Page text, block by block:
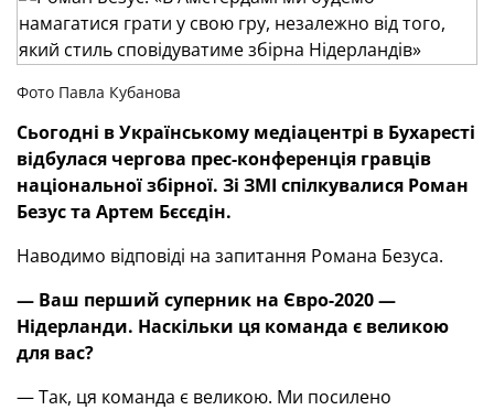
Фото Павла Кубанова
Сьогодні в Українському медіацентрі в Бухаресті
відбулася чергова прес-конференція гравців
національної збірної. Зі ЗМІ спілкувалися Роман
Безус та Артем Бєсєдін.
Наводимо відповіді на запитання Романа Безуса.
— Ваш перший суперник на Євро-2020 —
Нідерланди. Наскільки ця команда є великою
для вас?
— Так, ця команда є великою. Ми посилено